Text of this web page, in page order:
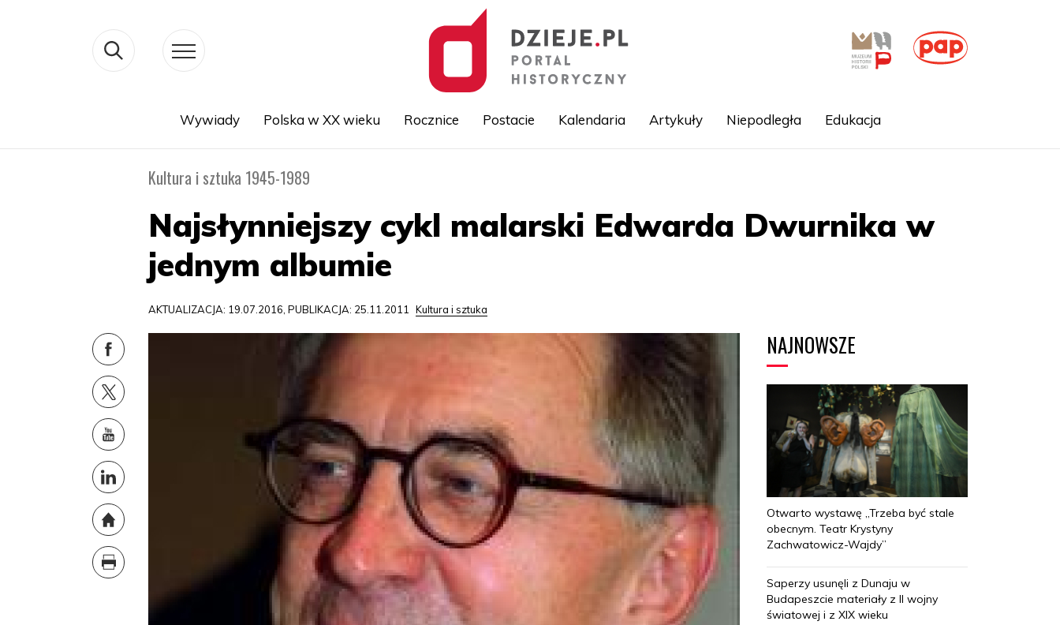
Wywiady Polska w XX wieku Rocznice Postacie Kalendaria Artykuły Niepodległa Edukacja
Kultura i sztuka 1945-1989
Najsłynniejszy cykl malarski Edwarda Dwurnika w
jednym albumie
AKTUALIZACJA: 19.07.2016, PUBLIKACJA: 25.11.2011 Kultura i sztuka
NAJNOWSZE
Otwarto wystawę „Trzeba być stale
obecnym. Teatr Krystyny
Zachwatowicz-Wajdy”
Saperzy usunęli z Dunaju w
Budapeszcie materiały z II wojny
światowej i z XIX wieku